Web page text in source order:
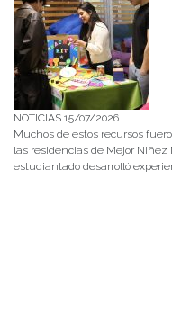
NOTICIAS 15/07/2026
Muchos de estos recursos
las residencias de Mejor Niñez
estudiantado desarrolló